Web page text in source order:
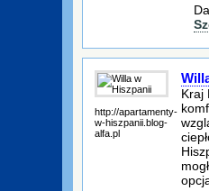
http://apartamenty-
w-hiszpanii.blog-
alfa.pl
Kraj